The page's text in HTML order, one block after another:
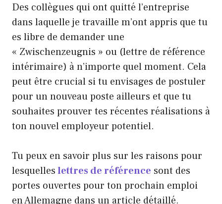
Des collègues qui ont quitté l’entreprise
dans laquelle je travaille m’ont appris que tu
es libre de demander une
« Zwischenzeugnis » ou (lettre de référence
intérimaire) à n’importe quel moment. Cela
peut être crucial si tu envisages de postuler
pour un nouveau poste ailleurs et que tu
souhaites prouver tes récentes réalisations à
ton nouvel employeur potentiel.
Tu peux en savoir plus sur les raisons pour
lesquelleslettres de référence sont des
portes ouvertes pour ton prochain emploi
en Allemagne dans un article détaillé.